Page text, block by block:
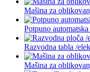
Mašina za
Potpuno
Razvodna tabla /
Mašina za